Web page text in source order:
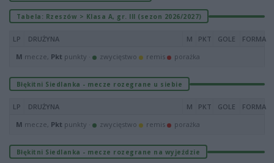
Tabela: Rzeszów > Klasa A, gr. III (sezon 2026/2027)
LP DRUŻYNA M PKT GOLE
FORMA
M mecze, Pkt punkty · zwycięstwo remis porażka
Błękitni Siedlanka - mecze rozegrane u siebie
LP DRUŻYNA M PKT GOLE
FORMA
M mecze, Pkt punkty · zwycięstwo remis porażka
Błękitni Siedlanka - mecze rozegrane na wyjeździe